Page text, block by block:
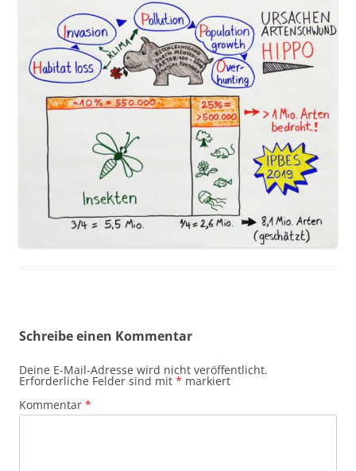
Schreibe einen Kommentar
Deine E-Mail-Adresse wird nicht veröffentlicht.
Erforderliche Felder sind mit * markiert
Kommentar *